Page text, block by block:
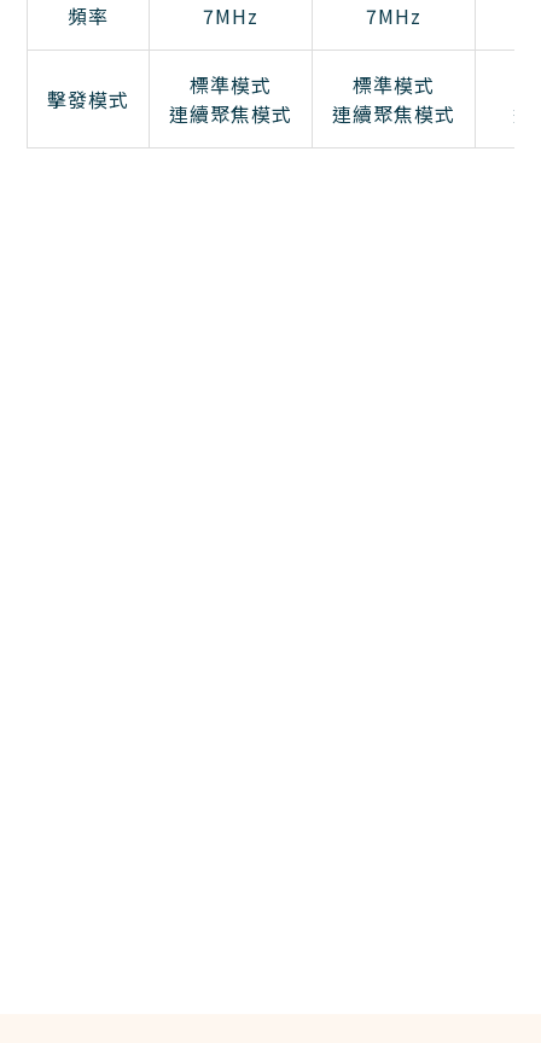
頻率 7MHz 7MHz
擊發模式
標準模式
連續聚焦模式
標準模式
連續聚焦模式
連